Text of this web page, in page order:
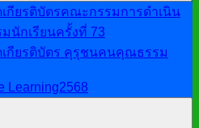
กียรติบัตรคณะกรรมการดำเนิน
นักเรียนครั้งที่ 73
กียรติบัตร คุรุชนคนคุณธรรม
Learning2568